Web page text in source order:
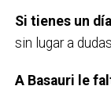
Si tienes un
sin lugar a dudas.
A Basauri le